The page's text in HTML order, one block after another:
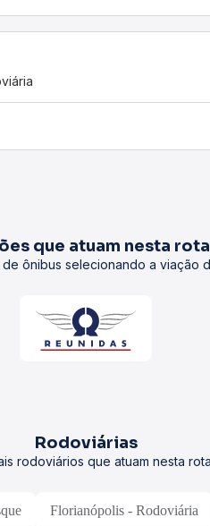
que atuam nesta rota
ônibus selecionando a viação
Rodoviárias
rodoviários que atuam nesta
Florianópolis - Rodoviária